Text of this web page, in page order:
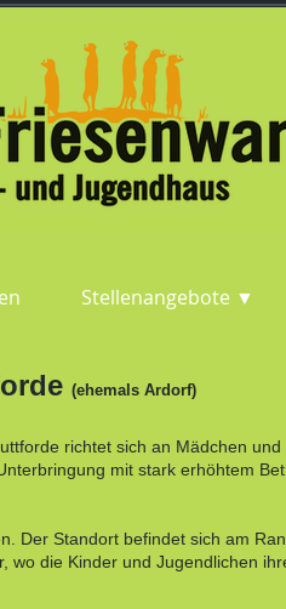
Stellenangebote ▼
(ehemals Ardorf)
richtet sich an Mädchen
mit stark erhöhtem
Der Standort befindet sich am
die Kinder und Jugendlichen